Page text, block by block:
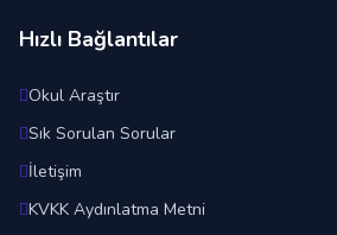
Hızlı Bağlantılar
Okul Araştır
Sık Sorulan Sorular
İletişim
KVKK Aydınlatma Metni